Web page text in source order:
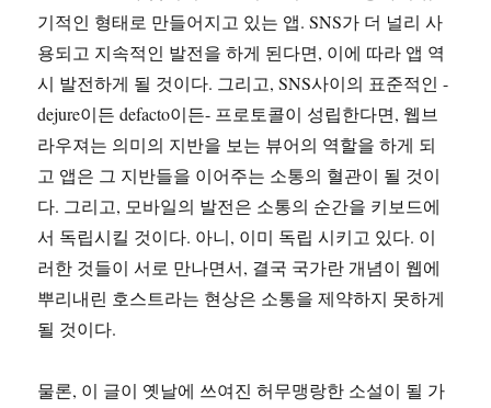
기적인 형태로 만들어지고 있는 앱. SNS가 더 널리 사
용되고 지속적인 발전을 하게 된다면, 이에 따라 앱 역
시 발전하게 될 것이다. 그리고, SNS사이의 표준적인 -
dejure이든 defacto이든- 프로토콜이 성립한다면, 웹브
라우져는 의미의 지반을 보는 뷰어의 역할을 하게 되
고 앱은 그 지반들을 이어주는 소통의 혈관이 될 것이
다. 그리고, 모바일의 발전은 소통의 순간을 키보드에
서 독립시킬 것이다. 아니, 이미 독립 시키고 있다. 이
러한 것들이 서로 만나면서, 결국 국가란 개념이 웹에
뿌리내린 호스트라는 현상은 소통을 제약하지 못하게
될 것이다.
물론, 이 글이 옛날에 쓰여진 허무맹랑한 소설이 될 가